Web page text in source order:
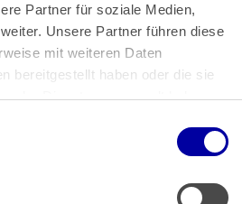
Partner für soziale Medien,
Unsere Partner führen diese
mit weiteren Daten
bereitgestellt haben oder die sie
der Dienste gesammelt haben.
AGB